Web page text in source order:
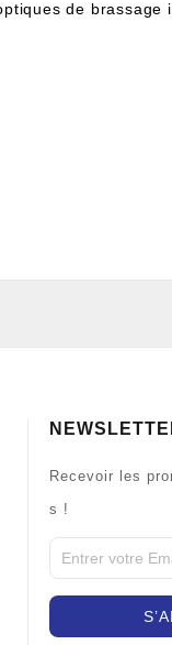
de brassage
Recevoir les
s !